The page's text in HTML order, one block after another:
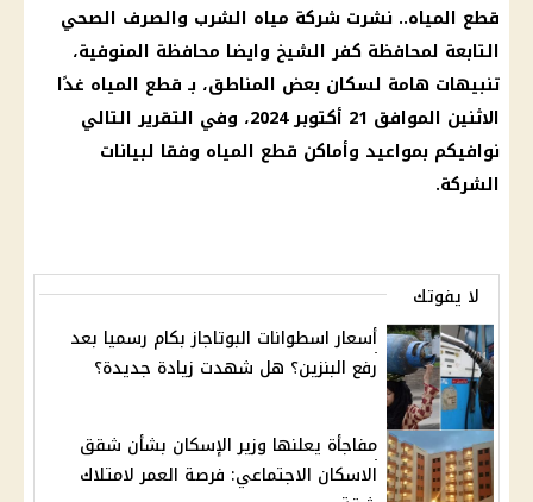
قطع المياه.. نشرت شركة مياه الشرب والصرف الصحي
التابعة لمحافظة كفر الشيخ وايضا محافظة المنوفية،
تنبيهات هامة لسكان بعض المناطق، بـ قطع المياه غدًا
الاثنين الموافق 21 أكتوبر 2024، وفي التقرير التالي
نوافيكم بمواعيد وأماكن قطع المياه وفقا لبيانات
الشركة.
لا يفوتك
أسعار اسطوانات البوتاجاز بكام رسميا بعد
رفع البنزين؟ هل شهدت زيادة جديدة؟
مفاجأة يعلنها وزير الإسكان بشأن شقق
الاسكان الاجتماعي: فرصة العمر لامتلاك